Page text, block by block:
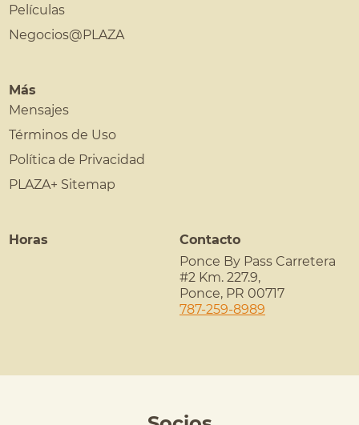
Películas
Negocios@PLAZA
Más
Mensajes
Términos de Uso
Política de Privacidad
PLAZA+ Sitemap
Horas
Contacto
Ponce By Pass Carretera
#2 Km. 227.9,
Ponce, PR 00717
787-259-8989